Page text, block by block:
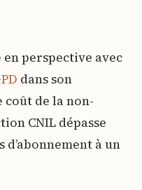
perspective avec
dans son
coût de la non-
CNIL dépasse
à un